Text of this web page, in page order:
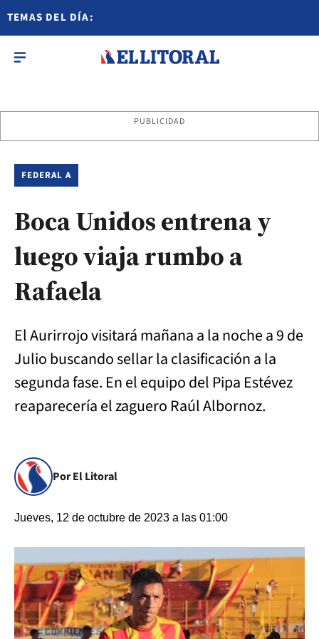
TEMAS DEL DÍA:
PUBLICIDAD
FEDERAL A
Boca Unidos entrena y
luego viaja rumbo a
Rafaela
El Aurirrojo visitará mañana a la noche a 9 de
Julio buscando sellar la clasificación a la
segunda fase. En el equipo del Pipa Estévez
reaparecería el zaguero Raúl Albornoz.
Por El Litoral
Jueves, 12 de octubre de 2023 a las 01:00